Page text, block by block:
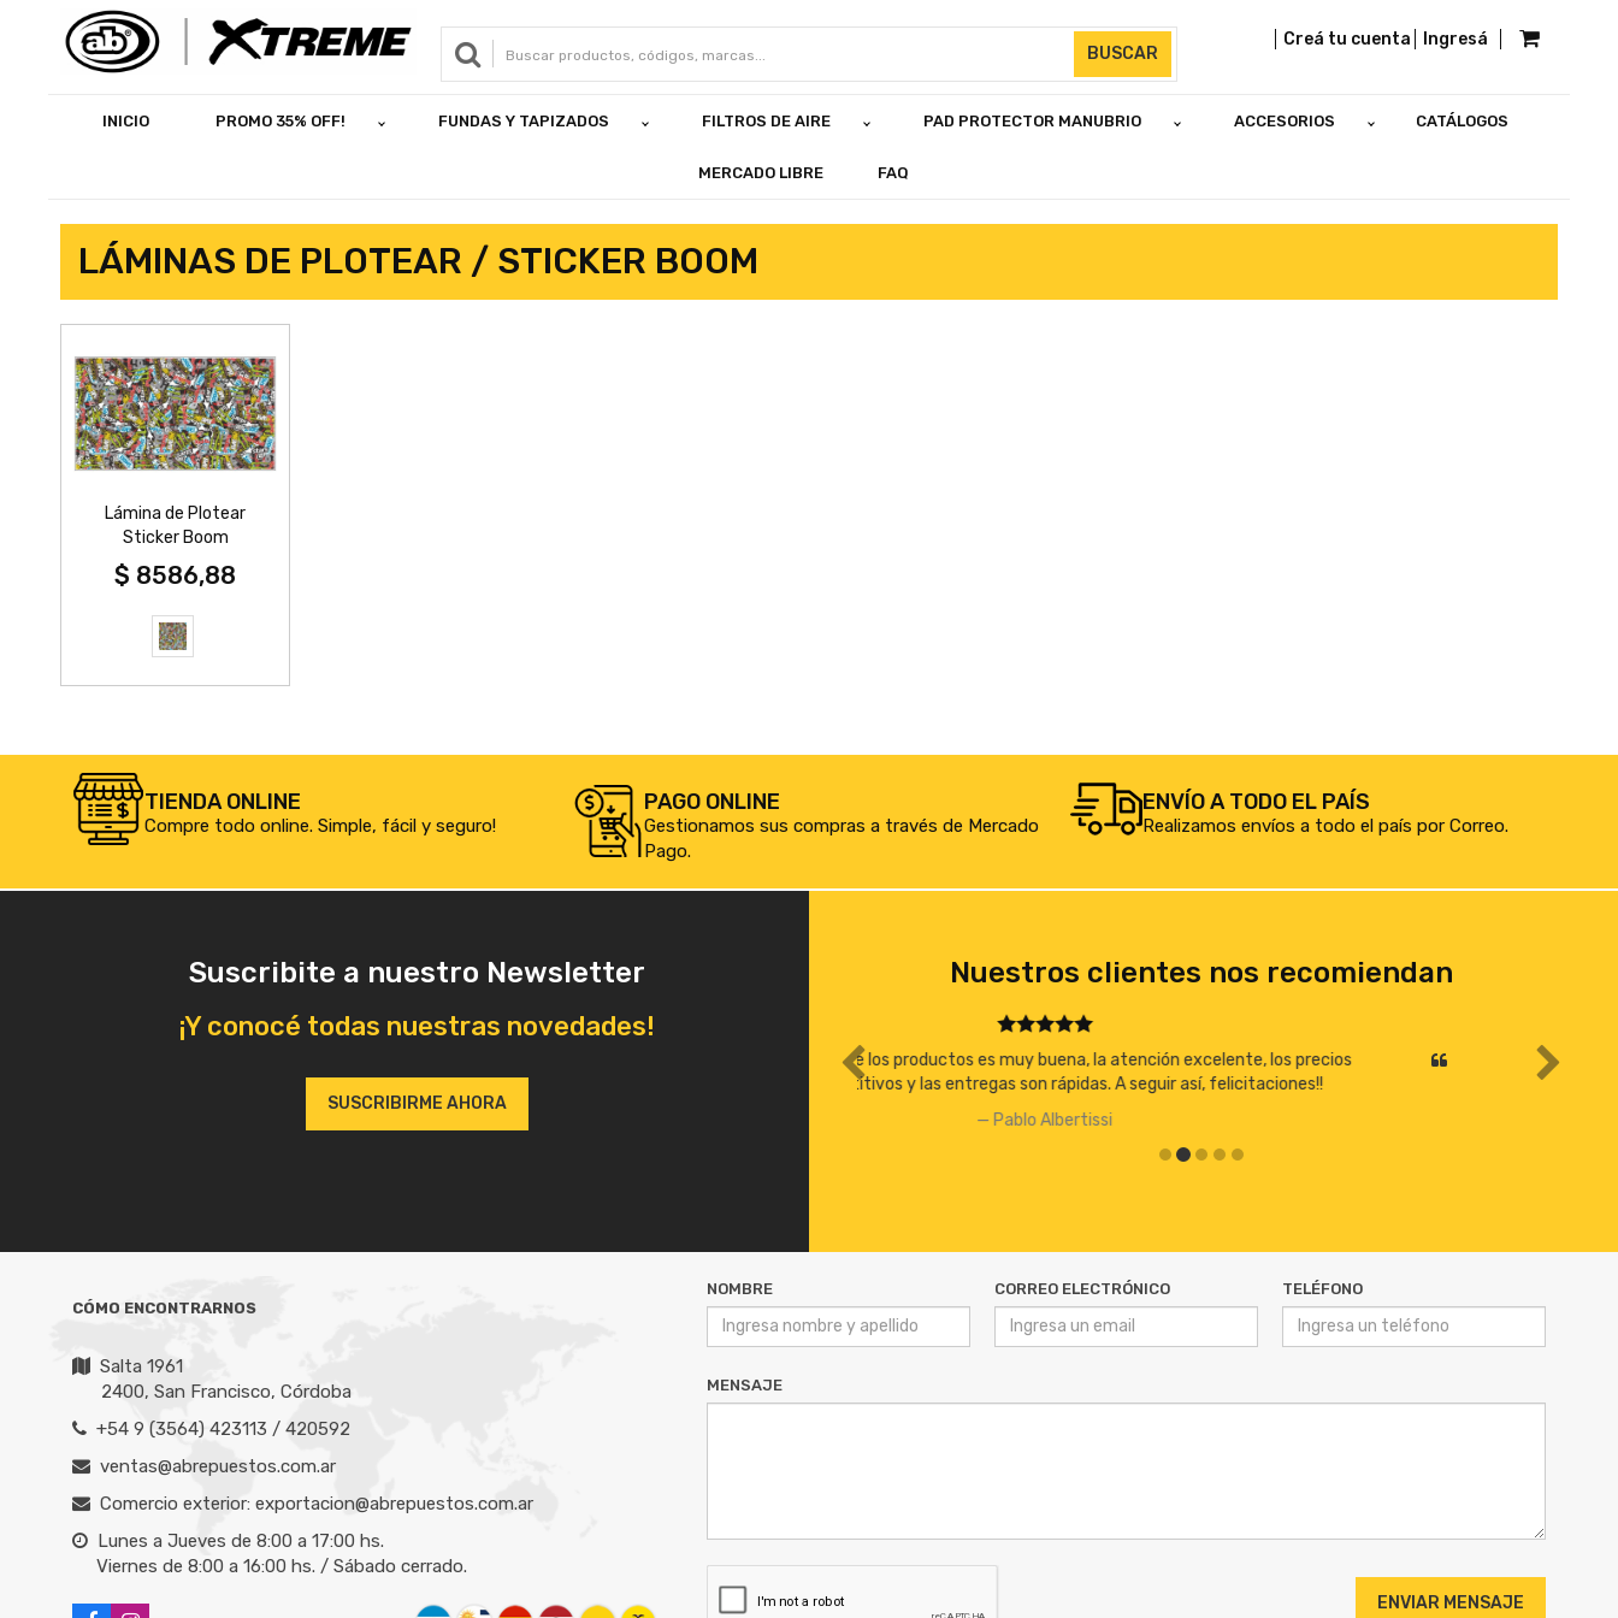
BUSCAR
Creá tu cuenta Ingresá
INICIO PROMO 35% OFF! FUNDAS Y TAPIZADOS FILTROS DE AIRE PAD PROTECTOR MANUBRIO ACCESORIOS CATÁLOGOS
MERCADO LIBRE FAQ
LÁMINAS DE PLOTEAR / STICKER BOOM
Lámina de Plotear
Sticker Boom
$ 8586,88
TIENDA ONLINE
Compre todo online. Simple, fácil y seguro!
PAGO ONLINE
Gestionamos sus compras a través de Mercado
Pago.
ENVÍO A TODO EL PAÍS
Realizamos envíos a todo el país por Correo.
Suscribite a nuestro Newsletter
¡Y conocé todas nuestras novedades!
SUSCRIBIRME AHORA
Nuestros clientes nos recomiendan
son competitivos y las entregas son rápidas. A seguir así, felicitaciones!!
Todo excelente!
Beto Pautasso
CÓMO ENCONTRARNOS
Salta 1961
2400, San Francisco, Córdoba
+54 9 (3564) 423113 / 420592
ventas@abrepuestos.com.ar
Comercio exterior: exportacion@abrepuestos.com.ar
Lunes a Jueves de 8:00 a 17:00 hs.
Viernes de 8:00 a 16:00 hs. / Sábado cerrado.
NOMBRE CORREO ELECTRÓNICO TELÉFONO
MENSAJE
ENVIAR MENSAJE